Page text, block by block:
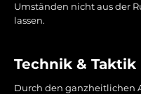
Umständen nicht aus der
lassen.
Technik & Taktik
Durch den ganzheitlichen